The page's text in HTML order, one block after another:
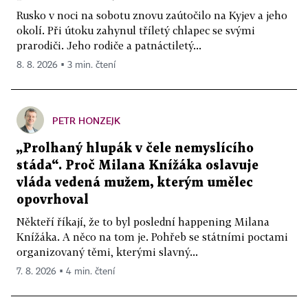
Rusko v noci na sobotu znovu zaútočilo na Kyjev a jeho
okolí. Při útoku zahynul tříletý chlapec se svými
prarodiči. Jeho rodiče a patnáctiletý...
8. 8. 2026 ▪ 3 min. čtení
PETR HONZEJK
„Prolhaný hlupák v čele nemyslícího
stáda“. Proč Milana Knížáka oslavuje
vláda vedená mužem, kterým umělec
opovrhoval
Někteří říkají, že to byl poslední happening Milana
Knížáka. A něco na tom je. Pohřeb se státními poctami
organizovaný těmi, kterými slavný...
7. 8. 2026 ▪ 4 min. čtení